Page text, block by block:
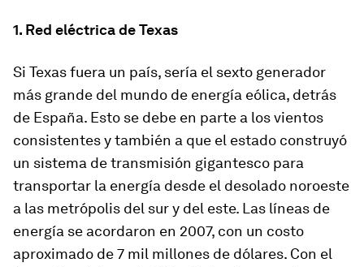
1. Red eléctrica de Texas
Si Texas fuera un país, sería el sexto generador
más grande del mundo de energía eólica, detrás
de España. Esto se debe en parte a los vientos
consistentes y también a que el estado construyó
un sistema de transmisión gigantesco para
transportar la energía desde el desolado noroeste
a las metrópolis del sur y del este. Las líneas de
energía se acordaron en 2007, con un costo
aproximado de 7 mil millones de dólares. Con el